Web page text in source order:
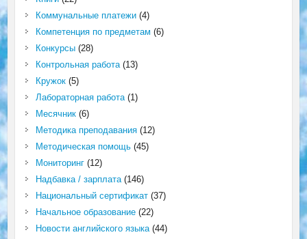
Коммунальные платежи(4)
Компетенция по предметам (6)
Конкурсы(28)
Контрольная работа(13)
Кружок(5)
Лабораторная работа(1)
Месячник(6)
Методика преподавания(12)
Методическая помощь(45)
Мониторинг(12)
Надбавка / зарплата(146)
Национальный сертификат(37)
Начальное образование(22)
Новости английского языка(44)